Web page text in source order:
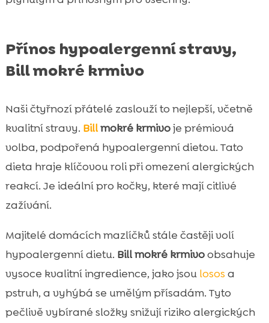
Přínos hypoalergenní stravy,
Bill mokré krmivo
Naši čtyřnozí přátelé zaslouží to nejlepší, včetně
kvalitní stravy. Billmokré krmivoje prémiová
volba, podpořená hypoalergenní dietou. Tato
dieta hraje klíčovou roli při omezení alergických
reakcí. Je ideální pro kočky, které mají citlivé
zažívání.
Majitelé domácích mazlíčků stále častěji volí
hypoalergenní dietu. Bill mokré krmivoobsahuje
vysoce kvalitní ingredience, jako jsou losos a
pstruh, a vyhýbá se umělým přísadám. Tyto
pečlivě vybírané složky snižují riziko alergických